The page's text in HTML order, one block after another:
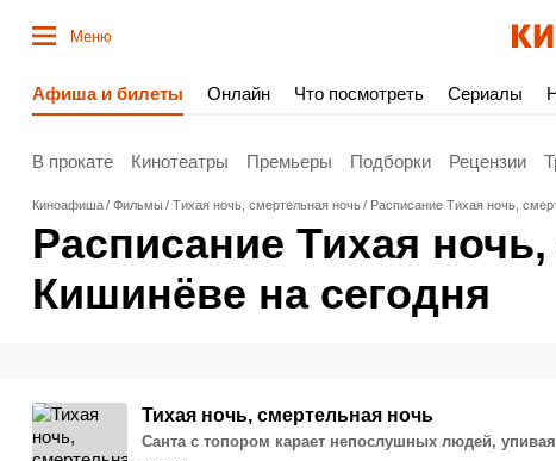
Меню
Афиша и билеты Онлайн Что посмотреть Сериалы
В прокате Кинотеатры Премьеры Подборки Рецензии
Киноафиша Фильмы Тихая ночь, смертельная ночь Расписание Тихая ночь,
Расписание Тихая
Кишинёве на сегодня
Тихая ночь, смертельная ночь
Санта с топором карает непослушных людей,